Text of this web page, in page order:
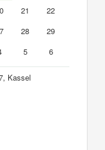
21
22
28
29
5 6
Kassel